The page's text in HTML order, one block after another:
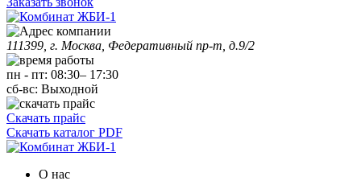
111399, г. Москва, Федеративный пр-т, д.9/2
пн - пт: 08:30– 17:30
сб-вс: Выходной
Скачать прайс
Скачать каталог PDF
О нас